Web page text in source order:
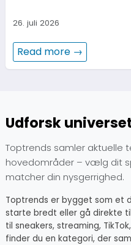
26. juli 2026
Read more →
Udforsk
Toptrends samler aktuelle
hovedområder – vælg dit
matcher din nysgerrighed.
Toptrends er bygget som et
starte bredt eller gå direkte
til sneakers, streaming,
finder du en kategori, der